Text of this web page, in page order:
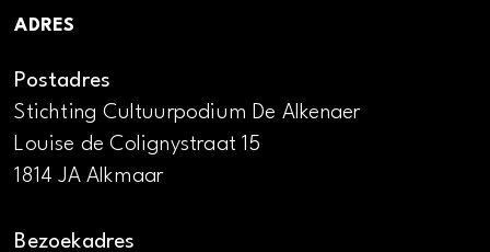
ADRES
Postadres
Stichting Cultuurpodium De Alkenaer
Louise de Colignystraat 15
1814 JA Alkmaar
Bezoekadres